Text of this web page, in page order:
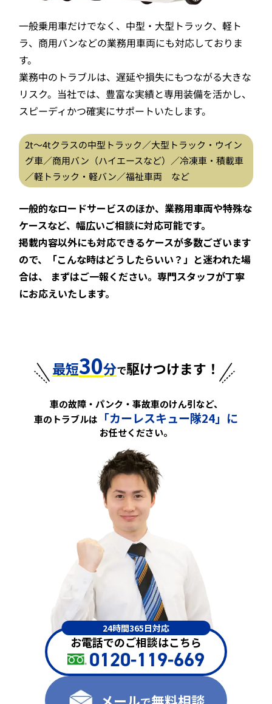
一般乗用車だけでなく、中型・大型トラック、軽ト
ラ、商用バンなどの業務用車両にも対応しておりま
す。
業務中のトラブルは、遅延や損失にもつながる大きな
リスク。当社では、豊富な実績と専用装備を活かし、
スピーディかつ確実にサポートいたします。
2t〜4tクラスの中型トラック／大型トラック・ウイン
グ車／商用バン（ハイエースなど）／冷凍車・積載車
／軽トラック・軽バン／福祉車両 など
一般的なロードサービスのほか、業務用車両や特殊な
ケースなど、幅広いご相談に対応可能です。
掲載内容以外にも対応できるケースが多数ございます
ので、「こんな時はどうしたらいい？」と迷われた場
合は、
まずはご一報ください。専門スタッフが丁寧
にお応えいたします。
最短30分で駆けつけます！
車の故障・パンク・事故車のけん引など、
車のトラブルは
「カーレスキュー隊24」に
お任せください。
24時間365日対応
お電話でのご相談はこちら
0120-119-669